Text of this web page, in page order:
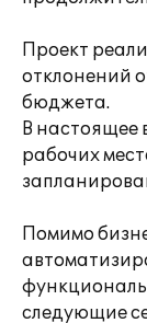
Проект
отклонений
бюджета.
В настоящее
рабочих
Помимо
следующие